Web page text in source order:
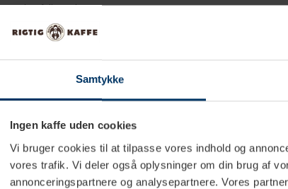
Samtykke
Ingen kaffe uden cookies
Vi bruger cookies til at tilpasse vores indhold og
vores trafik. Vi deler også oplysninger om din brug af
annonceringspartnere og analysepartnere. Vores
ISelect full-touch...
Maskinkategori
Fuldautomatisk
Udvid tekst